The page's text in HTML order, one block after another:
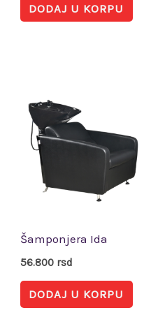
DODAJ U KORPU
Šamponjera Ida
56.800 rsd
DODAJ U KORPU